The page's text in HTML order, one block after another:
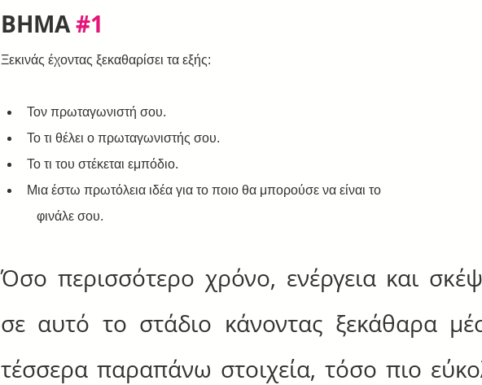
ΒΗΜΑ #1
Ξεκινάς έχοντας ξεκαθαρίσει τα εξής:
Τον πρωταγωνιστή σου.
Το τι θέλει ο πρωταγωνιστής σου.
Το τι του στέκεται εμπόδιο.
Μια έστω πρωτόλεια ιδέα για το ποιο θα μπορούσε να είναι το
   φινάλε σου.
Όσο περισσότερο χρόνο, ενέργεια και
σε αυτό το στάδιο κάνοντας ξεκάθαρα
τέσσερα παραπάνω στοιχεία, τόσο πιο